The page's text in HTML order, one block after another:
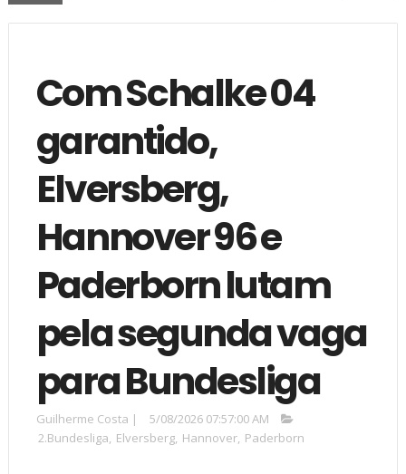
Com Schalke 04
garantido,
Elversberg,
Hannover 96 e
Paderborn lutam
pela segunda vaga
para Bundesliga
Guilherme Costa |
5/08/2026 07:57:00 AM
2.Bundesliga, Elversberg, Hannover, Paderborn